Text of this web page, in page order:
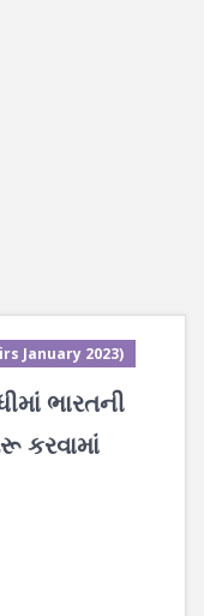
January 2023)
ભારતની
કરવામાં